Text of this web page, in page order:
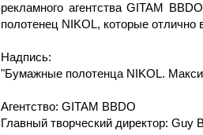
рекламного агентства GITAM
полотенец NIKOL, которые отлично
Надпись:
"Бумажные полотенца NIKOL.
Агентство: GITAM BBDO
Главный творческий директор: Guy